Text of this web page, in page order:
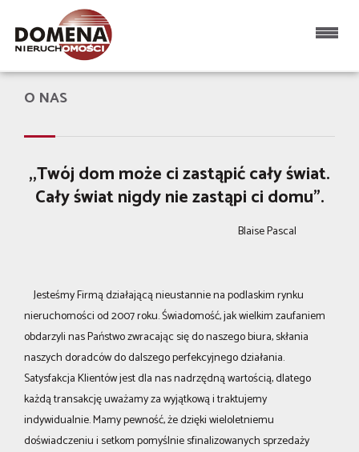
Strona główna
O NAS
,,Twój dom może ci zastąpić cały świat.
Cały świat nigdy nie zastąpi ci domu”.
Blaise Pascal
Jesteśmy Firmą działającą nieustannie na podlaskim rynku
nieruchomości od 2007 roku. Świadomość, jak wielkim zaufaniem
obdarzyli nas Państwo zwracając się do naszego biura, skłania
naszych doradców do dalszego perfekcyjnego działania.
Satysfakcja Klientów jest dla nas nadrzędną wartością, dlatego
każdą transakcję uważamy za wyjątkową i traktujemy
indywidualnie. Mamy pewność, że dzięki wieloletniemu
doświadczeniu i setkom pomyślnie sfinalizowanych sprzedaży